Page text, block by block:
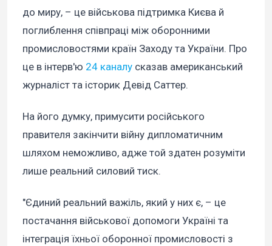
до миру, – це військова підтримка Києва й
поглиблення співпраці між оборонними
промисловостями країн Заходу та України. Про
це в інтерв'ю 24 каналу сказав американський
журналіст та історик Девід Саттер.
На його думку, примусити російського
правителя закінчити війну дипломатичним
шляхом неможливо, адже той здатен розуміти
лише реальний силовий тиск.
"Єдиний реальний важіль, який у них є, – це
постачання військової допомоги Україні та
інтеграція їхньої оборонної промисловості з